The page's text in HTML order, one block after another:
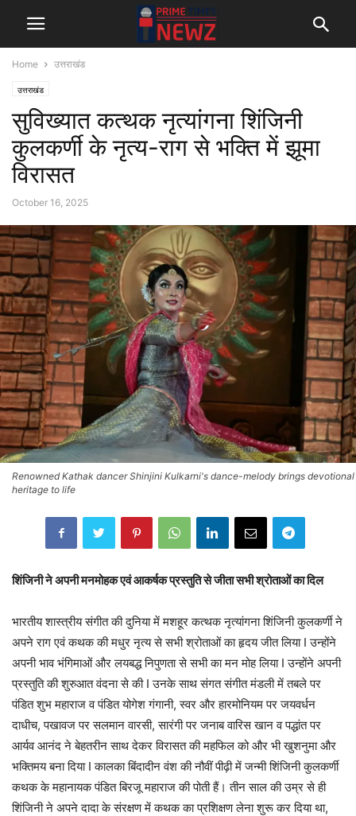
Home उत्तराखंड
उत्तराखंड
सुविख्यात कत्थक नृत्यांगना शिंजिनी
कुलकर्णी के नृत्य-राग से भक्ति में झूमा
विरासत
October 16, 2025
Renowned Kathak dancer Shinjini Kulkarni's dance-melody brings devotional
heritage to life
शिंजिनी ने अपनी मनमोहक एवं आकर्षक प्रस्तुति से जीता सभी श्रोताओं का दिल
भारतीय शास्त्रीय संगीत की दुनिया में मशहूर कत्थक नृत्यांगना शिंजिनी कुलकर्णी ने
अपने राग एवं कथक की मधुर नृत्य से सभी श्रोताओं का हृदय जीत लिया I उन्होंने
अपनी भाव भंगिमाओं और लयबद्ध निपुणता से सभी का मन मोह लिया I उन्होंने अपनी
प्रस्तुति की शुरुआत वंदना से की I उनके साथ संगत संगीत मंडली में तबले पर
पंडित शुभ महाराज व पंडित योगेश गंगानी, स्वर और हारमोनियम पर जयवर्धन
दाधीच, पखावज पर सलमान वारसी, सारंगी पर जनाब वारिस खान व पद्धांत पर
आर्यव आनंद ने बेहतरीन साथ देकर विरासत की महफिल को और भी खुशनुमा और
भक्तिमय बना दिया I कालका बिंदादीन वंश की नौवीं पीढ़ी में जन्मी शिंजिनी कुलकर्णी
कथक के महानायक पंडित बिरजू महाराज की पोती हैं। तीन साल की उम्र से ही
शिंजिनी ने अपने दादा के संरक्षण में कथक का प्रशिक्षण लेना शुरू कर दिया था,